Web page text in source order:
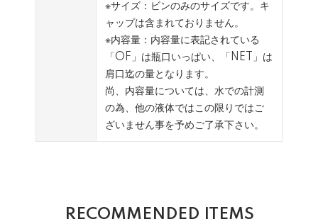
※サイズ：ビンのみのサイズです。キ
ャップは含まれておりません。
※内容量：内容量に表記されている
「OF」は瓶口いっぱい、「NET」は
肩口迄の量となります。
尚、内容量については、水での計測
の為、他の液体ではこの限りではご
ざいません事を予めご了承下さい。
RECOMMENDED ITEMS